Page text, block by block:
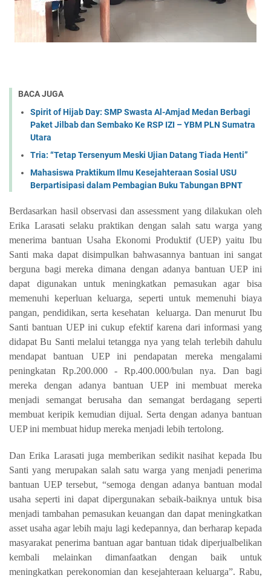
BACA JUGA
Spirit of Hijab Day: SMP Swasta Al-Amjad Medan Berbagi
Paket Jilbab dan Sembako Ke RSP IZI – YBM PLN Sumatra
Utara
Tria: “Tetap Tersenyum Meski Ujian Datang Tiada Henti”
Mahasiswa Praktikum Ilmu Kesejahteraan Sosial USU
Berpartisipasi dalam Pembagian Buku Tabungan BPNT
Berdasarkan hasil observasi dan assessment yang dilakukan oleh
Erika Larasati selaku praktikan dengan salah satu warga yang
menerima bantuan Usaha Ekonomi Produktif (UEP) yaitu Ibu
Santi maka dapat disimpulkan bahwasannya bantuan ini sangat
berguna bagi mereka dimana dengan adanya bantuan UEP ini
dapat digunakan untuk meningkatkan pemasukan agar bisa
memenuhi keperluan keluarga, seperti untuk memenuhi biaya
pangan, pendidikan, serta kesehatan keluarga. Dan menurut Ibu
Santi bantuan UEP ini cukup efektif karena dari informasi yang
didapat Bu Santi melalui tetangga nya yang telah terlebih dahulu
mendapat bantuan UEP ini pendapatan mereka mengalami
peningkatan Rp.200.000 - Rp.400.000/bulan nya. Dan bagi
mereka dengan adanya bantuan UEP ini membuat mereka
menjadi semangat berusaha dan semangat berdagang seperti
membuat keripik kemudian dijual. Serta dengan adanya bantuan
UEP ini membuat hidup mereka menjadi lebih tertolong.
Dan Erika Larasati juga memberikan sedikit nasihat kepada Ibu
Santi yang merupakan salah satu warga yang menjadi penerima
bantuan UEP tersebut, “semoga dengan adanya bantuan modal
usaha seperti ini dapat dipergunakan sebaik-baiknya untuk bisa
menjadi tambahan pemasukan keuangan dan dapat meningkatkan
asset usaha agar lebih maju lagi kedepannya, dan berharap kepada
masyarakat penerima bantuan agar bantuan tidak diperjualbelikan
kembali melainkan dimanfaatkan dengan baik untuk
meningkatkan perekonomian dan kesejahteraan keluarga”. Rabu,